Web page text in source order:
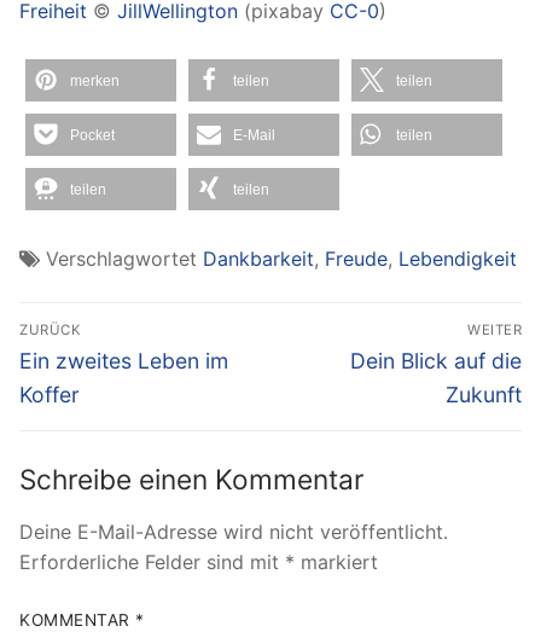
Freiheit © JillWellington (pixabay CC-0)
merken teilen teilen
Pocket E-Mail teilen
teilen teilen
Verschlagwortet Dankbarkeit, Freude, Lebendigkeit
Beitragsnavigation
ZURÜCK
Vorheriger
Beitrag:
Ein zweites Leben im
Koffer
WEITER
Nächster
Dein Blick auf die
Zukunft
Schreibe einen Kommentar
Deine E-Mail-Adresse wird nicht veröffentlicht.
Erforderliche Felder sind mit * markiert
KOMMENTAR *